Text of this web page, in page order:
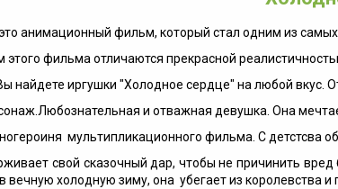
анимационный фильм, который стал одним из
этого фильма отличаются прекрасной
найдете иргушки "Холодное сердце" на любой вкус.
и отважная девушка. Она
мультипликационного фильма. С детстсва
свой сказочный дар, чтобы не причинить
вечную холодную зиму, она убегает из королевства и